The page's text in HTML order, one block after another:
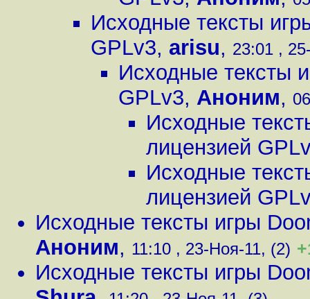
Исходные тексты
GPLv3, arisu, 23:01 ,
Исходные тексты
GPLv3, Аноним,
Исходные
лицензией
Исходные
лицензией
Исходные тексты игры
Аноним, 11:10 , 23-Ноя-11, (2)
Исходные тексты игры